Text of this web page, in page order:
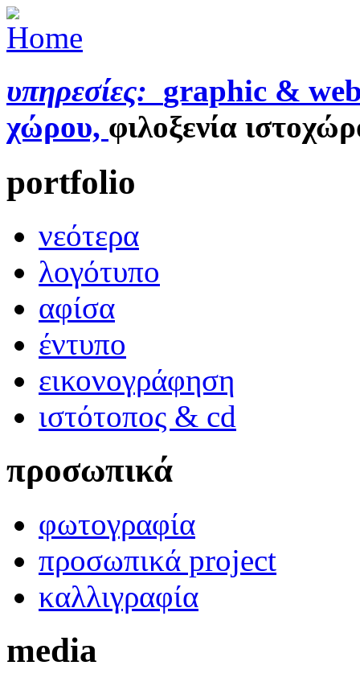
υπηρεσίες: graphic &
χώρου, φιλοξενία
portfolio
νεότερα
λογότυπο
αφίσα
έντυπο
εικονογράφηση
ιστότοπος & cd
προσωπικά
φωτογραφία
προσωπικά project
καλλιγραφία
media